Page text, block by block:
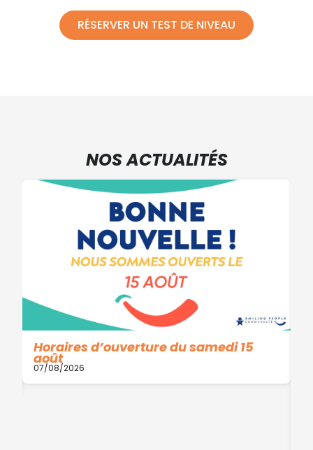
RÉSERVER UN TEST DE NIVEAU
NOS ACTUALITÉS
Horaires d’ouverture du samedi 15
août
07/08/2026